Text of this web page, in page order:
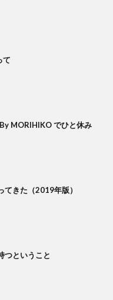
て
MORIHIKO でひと休み
てきた（2019年版）
つということ